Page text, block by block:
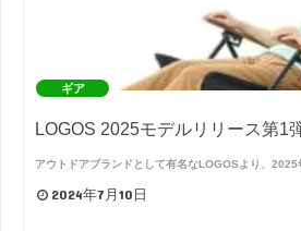
ギア
LOGOS 2025モデルリリース第1
アウトドアブランドとして有名なLOGOSより、
2024年7月10日